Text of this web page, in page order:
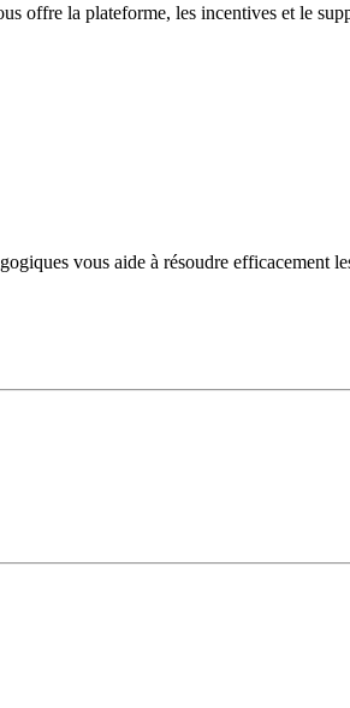
offre la plateforme, les incentives et le
vous aide à résoudre efficacement